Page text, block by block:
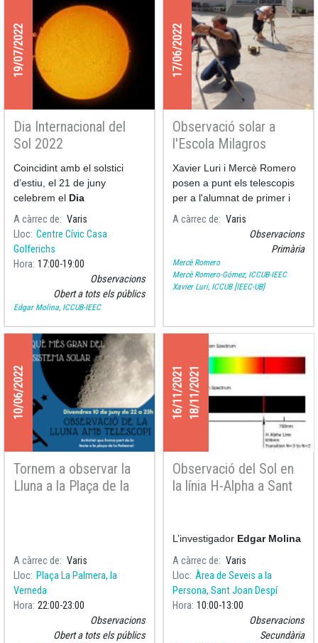
19/07/2022
Dia Internacional del
Sol 2022
Coincidint amb el solstici
d’estiu, el 21 de juny
celebrem el Dia
Internacional del Sol
reivindicar la importància de
l’astre rei en les nostres
vides.
A càrrec de
Varis
Lloc Centre Cívic Casa
Golferichs
Hora 17:00 19:00
Observacions
Obert a tots els públics
Edgar Molina, ICCUB-IEEC
17/06/2022
Observació solar a
l'Escola Milagros
Consarnau
Xavier Luri i Mercè Romero
posen a punt els telescopis
per a l'alumnat de primer i
segon de primària de
l'Escola Milagros Consarnau
l'oportunitat de veure taques
i flamarades so
A càrrec de
Varis
Observacions
Primària
Mercè Romero
Mercè Romero-Gómez, ICCUB-IEEC
Xavier Luri, ICCUB [IEEC-UB]
10/06/2022
Tornem a observar la
Lluna a la Plaça de la
A càrrec de
Varis
Lloc Plaça La Palmera, la
Verneda
Hora 22:00 23:00
Observacions
Obert a tots els públics
16/11/202118/11/2021
Observació del Sol en
la línia H-Alpha a Sant
2021
L’investigador Edgar Molina
A càrrec de
Varis
Lloc Àrea de Seveis a la
Persona, Sant Joan Despí
Hora 10:00 13:00
Observacions
Secundària